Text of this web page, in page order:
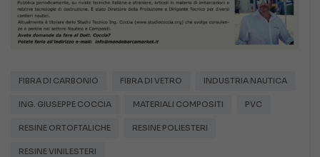
FIBRA DI CARBONIO FIBRA DI VETRO INDUSTRIA NAUTICA
ING. GIUSEPPE COCCIA MATERIALI COMPOSITI PVC
RESINE ORTOFTALICHE RESINE POLIESTERI
RESINE VINILESTERI